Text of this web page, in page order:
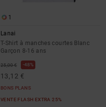
1
Lanai
T-Shirt à manches courtes Blanc
Garçon 8-16 ans
25,00 € 48%
13,12 €
BONS PLANS
VENTE FLASH EXTRA 25%